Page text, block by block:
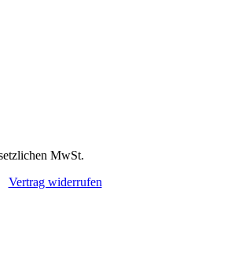
MwSt.
Vertrag widerrufen